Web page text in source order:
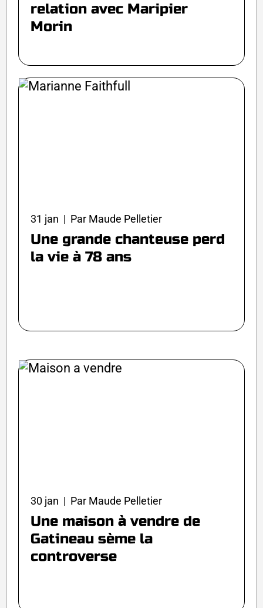
relation avec Maripier
Morin
31 jan | Par Maude Pelletier
Une grande chanteuse perd
la vie à 78 ans
30 jan | Par Maude Pelletier
Une maison à vendre de
Gatineau sème la
controverse